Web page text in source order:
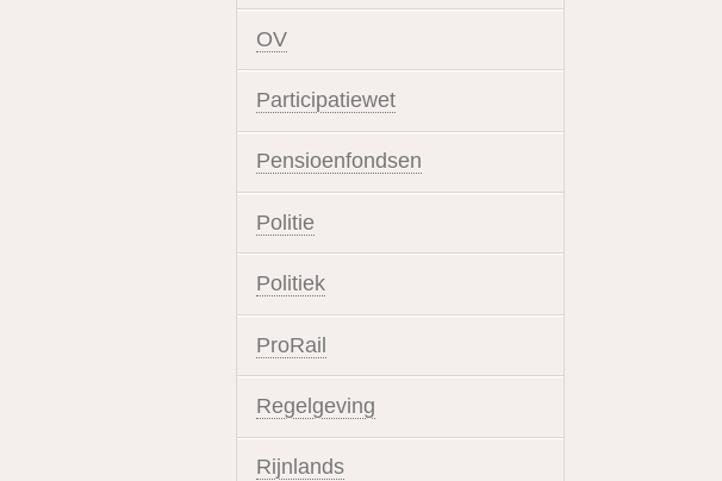
OV
Participatiewet
Pensioenfondsen
Politie
Politiek
ProRail
Regelgeving
Rijnlands